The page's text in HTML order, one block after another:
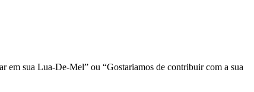
em sua Lua-De-Mel” ou “Gostariamos de contribuir com a sua